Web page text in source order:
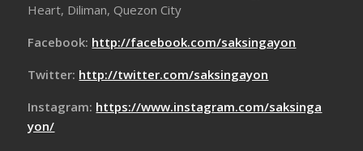
Heart, Diliman, Quezon City
Facebook: http://facebook.com/saksingayon
Twitter: http://twitter.com/saksingayon
Instagram: https://www.instagram.com/saksinga
yon/